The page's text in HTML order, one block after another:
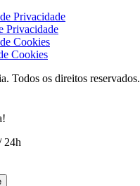
Privacidade
Privacidade
Cookies
Cookies
Todos os direitos reservados.
24h